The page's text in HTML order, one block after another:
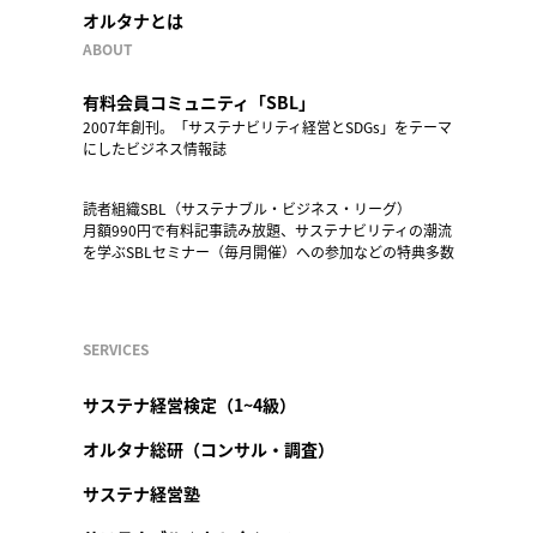
オルタナとは
ABOUT
有料会員コミュニティ「SBL」
2007年創刊。「サステナビリティ経営とSDGs」をテーマ
にしたビジネス情報誌
読者組織SBL（サステナブル・ビジネス・リーグ）
月額990円で有料記事読み放題、サステナビリティの潮流
を学ぶSBLセミナー（毎月開催）への参加などの特典多数
SERVICES
サステナ経営検定（1~4級）
オルタナ総研（コンサル・調査）
サステナ経営塾